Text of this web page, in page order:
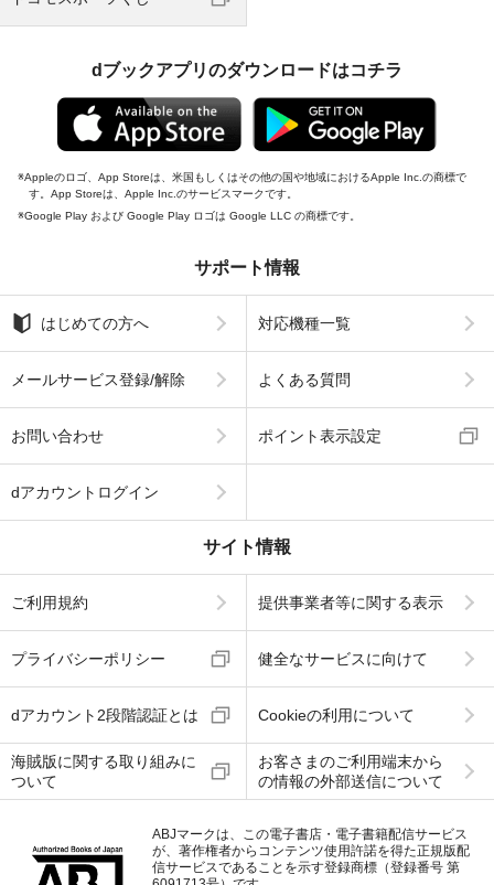
dブックアプリのダウンロードはコチラ
Appleのロゴ、App Storeは、米国もしくはその他の国や地域におけるApple Inc.の商標で
す。App Storeは、Apple Inc.のサービスマークです。
Google Play および Google Play ロゴは Google LLC の商標です。
サポート情報
はじめての方へ 対応機種一覧
メールサービス登録/解除 よくある質問
お問い合わせ ポイント表示設定
dアカウントログイン
サイト情報
ご利用規約 提供事業者等に関する表示
プライバシーポリシー 健全なサービスに向けて
dアカウント2段階認証とは Cookieの利用について
海賊版に関する取り組みに
ついて
お客さまのご利用端末から
の情報の外部送信について
ABJマークは、この電子書店・電子書籍配信サービス
が、著作権者からコンテンツ使用許諾を得た正規版配
信サービスであることを示す登録商標（登録番号 第